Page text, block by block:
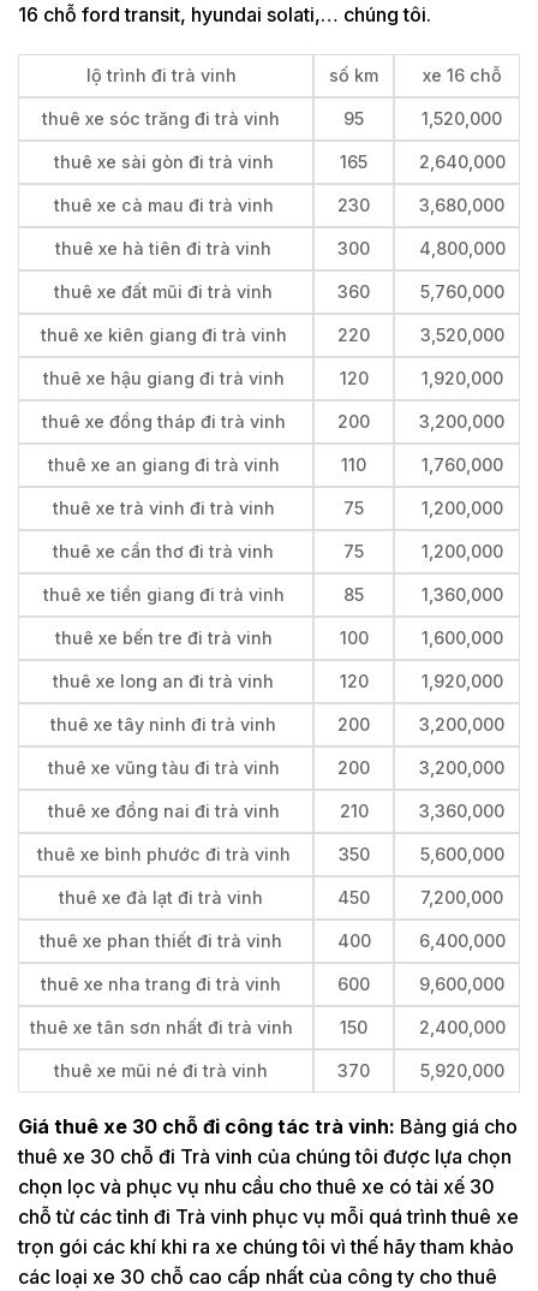
16 chỗ ford transit, hyundai solati,… chúng tôi.
lộ trình đi trà vinh số km xe 16 chỗ
thuê xe sóc trăng đi trà vinh 95 1,520,000
thuê xe sài gòn đi trà vinh 165 2,640,000
thuê xe cà mau đi trà vinh 230 3,680,000
thuê xe hà tiên đi trà vinh 300 4,800,000
thuê xe đất mũi đi trà vinh 360 5,760,000
thuê xe kiên giang đi trà vinh 220 3,520,000
thuê xe hậu giang đi trà vinh 120 1,920,000
thuê xe đồng tháp đi trà vinh 200 3,200,000
thuê xe an giang đi trà vinh 110 1,760,000
thuê xe trà vinh đi trà vinh 75 1,200,000
thuê xe cần thơ đi trà vinh 75 1,200,000
thuê xe tiền giang đi trà vinh 85 1,360,000
thuê xe bến tre đi trà vinh 100 1,600,000
thuê xe long an đi trà vinh 120 1,920,000
thuê xe tây ninh đi trà vinh 200 3,200,000
thuê xe vũng tàu đi trà vinh 200 3,200,000
thuê xe đồng nai đi trà vinh 210 3,360,000
thuê xe bình phước đi trà vinh 350 5,600,000
thuê xe đà lạt đi trà vinh 450 7,200,000
thuê xe phan thiết đi trà vinh 400 6,400,000
thuê xe nha trang đi trà vinh 600 9,600,000
thuê xe tân sơn nhất đi trà vinh 150 2,400,000
thuê xe mũi né đi trà vinh 370 5,920,000
Giá thuê xe 30 chỗ đi công tác trà vinh: Bảng giá cho
thuê xe 30 chỗ đi Trà vinh của chúng tôi được lựa chọn
chọn lọc và phục vụ nhu cầu cho thuê xe có tài xế 30
chỗ từ các tỉnh đi Trà vinh phục vụ mỗi quá trình thuê xe
trọn gói các khí khi ra xe chúng tôi vì thế hãy tham khảo
các loại xe 30 chỗ cao cấp nhất của công ty cho thuê